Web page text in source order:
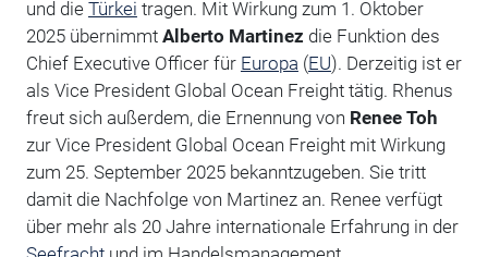
und die Türkei tragen. Mit Wirkung zum 1. Oktober
2025 übernimmt Alberto Martinez die Funktion des
Chief Executive Officer für Europa (EU). Derzeitig ist er
als Vice President Global Ocean Freight tätig. Rhenus
freut sich außerdem, die Ernennung von Renee Toh
zur Vice President Global Ocean Freight mit Wirkung
zum 25. September 2025 bekanntzugeben. Sie tritt
damit die Nachfolge von Martinez an. Renee verfügt
über mehr als 20 Jahre internationale Erfahrung in der